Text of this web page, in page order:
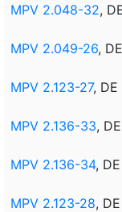
MPV 2.048-32,
MPV 2.049-26,
MPV 2.123-27, DE
MPV 2.136-33,
MPV 2.136-34,
MPV 2.123-28,